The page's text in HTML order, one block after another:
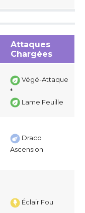
Attaques
Chargées
Végé-Attaque
*
Lame Feuille
Draco
Ascension
Éclair Fou